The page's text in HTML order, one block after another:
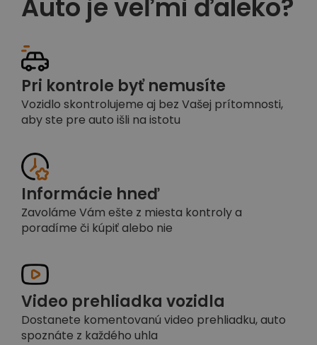
Auto je veľmi ďaleko?
Pri kontrole byť nemusíte
Vozidlo skontrolujeme aj bez Vašej prítomnosti,
aby ste pre auto išli na istotu
Informácie hneď
Zavoláme Vám ešte z miesta kontroly a
poradíme či kúpiť alebo nie
Video prehliadka vozidla
Dostanete komentovanú video prehliadku, auto
spoznáte z každého uhla